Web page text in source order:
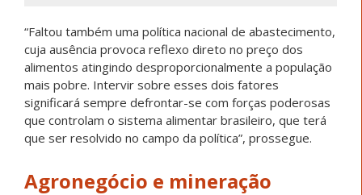
“Faltou também uma política nacional de abastecimento,
cuja ausência provoca reflexo direto no preço dos
alimentos atingindo desproporcionalmente a população
mais pobre. Intervir sobre esses dois fatores
significará sempre defrontar-se com forças poderosas
que controlam o sistema alimentar brasileiro, que terá
que ser resolvido no campo da política”, prossegue.
Agronegócio e mineração